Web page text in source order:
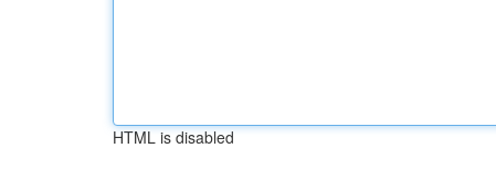
HTML is disabled